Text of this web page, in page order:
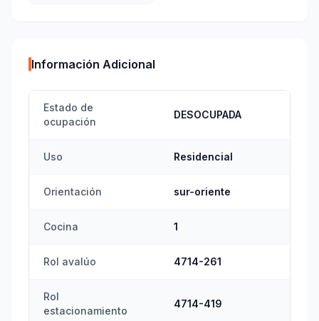
Información Adicional
Estado de
ocupación
DESOCUPADA
Uso Residencial
Orientación sur-oriente
Cocina 1
Rol avalúo 4714-261
Rol
estacionamiento
4714-419